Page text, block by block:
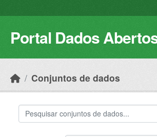
Portal Dados
Conjuntos de dados